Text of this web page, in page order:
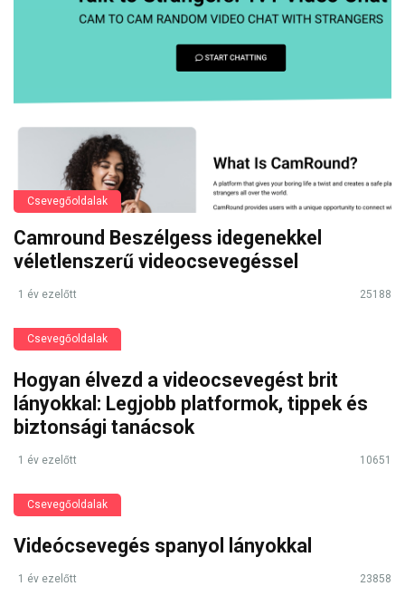
Csevegőoldalak
Camround Beszélgess idegenekkel
véletlenszerű videocsevegéssel
1 év ezelőtt 25188
Csevegőoldalak
Hogyan élvezd a videocsevegést brit
lányokkal: Legjobb platformok, tippek és
biztonsági tanácsok
1 év ezelőtt 10651
Csevegőoldalak
Videócsevegés spanyol lányokkal
1 év ezelőtt 23858